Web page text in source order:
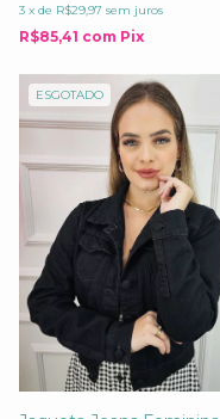
3 x de R$29,97 sem juros
R$85,41 com Pix
ESGOTADO